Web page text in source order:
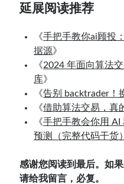
延展阅读推荐
《手把手教你ai顾投
据源》
《2024 年面向算法
库》
《告别 backtrader！
《借助算法交易，真
《手把手教会你用 AI
预测（完整代码干货）
感谢您阅读到最后。如
请给我留言，必复。